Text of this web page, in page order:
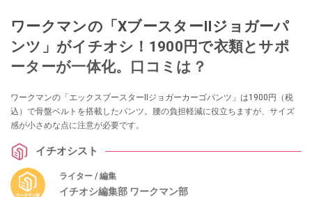
ワークマンの「XブースターⅡジョガーパ
ンツ」がイチオシ！1900円で衣類とサポ
ーターが一体化。口コミは？
ワークマンの「エックスブースターⅡジョガーカーゴパンツ」は1900円（税
込）で骨盤ベルトを搭載したパンツ。腰の負担軽減に役立ちますが、サイズ
感が小さめな点に注意が必要です。
イチオシスト
ライター / 編集
イチオシ編集部 ワークマン部